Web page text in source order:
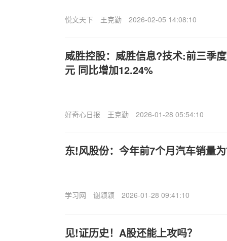
悦文天下 王克勤 2026-02-05 14:08:10
威胜控股：威胜信息?技术:前三季
元 同比增加12.24%
好奇心日报 王克勤 2026-01-28 05:54:10
东!风股份：今年前7个月汽车销量
学习网 谢颖颖 2026-01-28 09:41:10
见!证历史！A股还能上攻吗？